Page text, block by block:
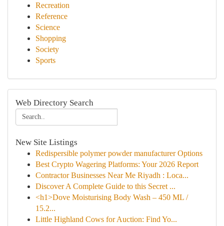
Recreation
Reference
Science
Shopping
Society
Sports
Web Directory Search
New Site Listings
Redispersible polymer powder manufacturer Options
Best Crypto Wagering Platforms: Your 2026 Report
Contractor Businesses Near Me Riyadh : Loca...
Discover A Complete Guide to this Secret ...
<h1>Dove Moisturising Body Wash – 450 ML /
15.2...
Little Highland Cows for Auction: Find Yo...